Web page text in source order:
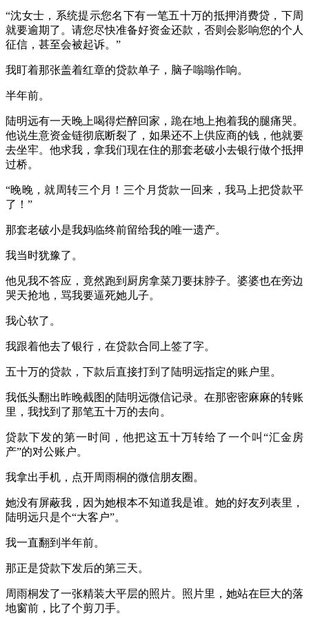
“沈女士，系统提示您名下有一笔五十万的抵押消费贷，下周
就要逾期了。请您尽快准备好资金还款，否则会影响您的个人
征信，甚至会被起诉。”
我盯着那张盖着红章的贷款单子，脑子嗡嗡作响。
半年前。
陆明远有一天晚上喝得烂醉回家，跪在地上抱着我的腿痛哭。
他说生意资金链彻底断裂了，如果还不上供应商的钱，他就要
去坐牢。他求我，拿我们现在住的那套老破小去银行做个抵押
过桥。
“晚晚，就周转三个月！三个月货款一回来，我马上把贷款平
了！”
那套老破小是我妈临终前留给我的唯一遗产。
我当时犹豫了。
他见我不答应，竟然跑到厨房拿菜刀要抹脖子。婆婆也在旁边
哭天抢地，骂我要逼死她儿子。
我心软了。
我跟着他去了银行，在贷款合同上签了字。
五十万的贷款，下款后直接打到了陆明远指定的账户里。
我低头翻出昨晚截图的陆明远微信记录。在那密密麻麻的转账
里，我找到了那笔五十万的去向。
贷款下发的第一时间，他把这五十万转给了一个叫“汇金房
产”的对公账户。
我拿出手机，点开周雨桐的微信朋友圈。
她没有屏蔽我，因为她根本不知道我是谁。她的好友列表里，
陆明远只是个“大客户”。
我一直翻到半年前。
那正是贷款下发后的第三天。
周雨桐发了一张精装大平层的照片。照片里，她站在巨大的落
地窗前，比了个剪刀手。